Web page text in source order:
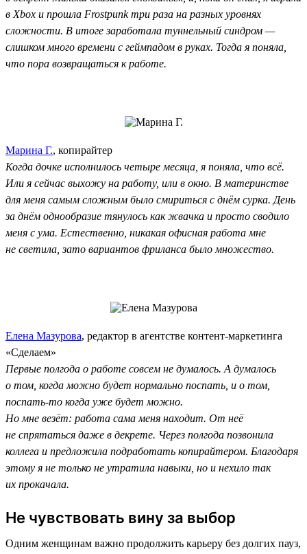
в Xbox и прошла Frostpunk три раза на разных уровнях
сложности. В итоге заработала туннельный синдром —
слишком много времени с геймпадом в руках. Тогда я поняла,
что пора возвращаться к работе.
Марина Г., копирайтер
Когда дочке исполнилось четыре месяца, я поняла, что всё.
Или я сейчас выхожу на работу, или в окно. В материнстве
для меня самым сложным было смириться с днём сурка. День
за днём однообразие тянулось как жвачка и просто сводило
меня с ума. Естественно, никакая офисная работа мне
не светила, зато вариантов фриланса было множество.
Елена Мазурова, редактор в агентстве контент-маркетинга
«Сделаем»
Первые полгода о работе совсем не думалось. А думалось
о том, когда можно будет нормально поспать, и о том,
поспать-то когда уже будет можно.
Но мне везёт: работа сама меня находит. От неё
не спрятаться даже в декрете. Через полгода позвонила
коллега и предложила подработать копирайтером. Благодаря
этому я не только не утратила навыки, но и нехило так
их прокачала.
Не чувствовать вину за выбор
Одним женщинам важно продолжить карьеру без долгих пауз,